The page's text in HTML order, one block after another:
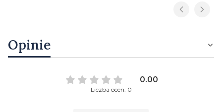
Opinie
0.00
Liczba ocen: 0